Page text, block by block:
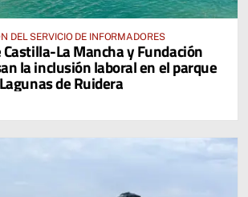
DEL SERVICIO DE INFORMADORES
Castilla-La Mancha y Fundación
la inclusión laboral en el parque
de Ruidera